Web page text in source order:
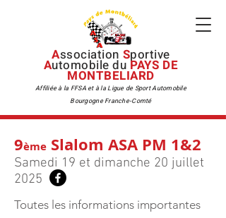
Association Sportive
Automobile du PAYS DE
MONTBELIARD
Affiliée à la FFSA et à la Ligue de Sport Automobile
Bourgogne Franche-Comté
9ème Slalom ASA PM 1&2
Samedi 19 et dimanche 20 juillet
2025
Toutes les informations importantes